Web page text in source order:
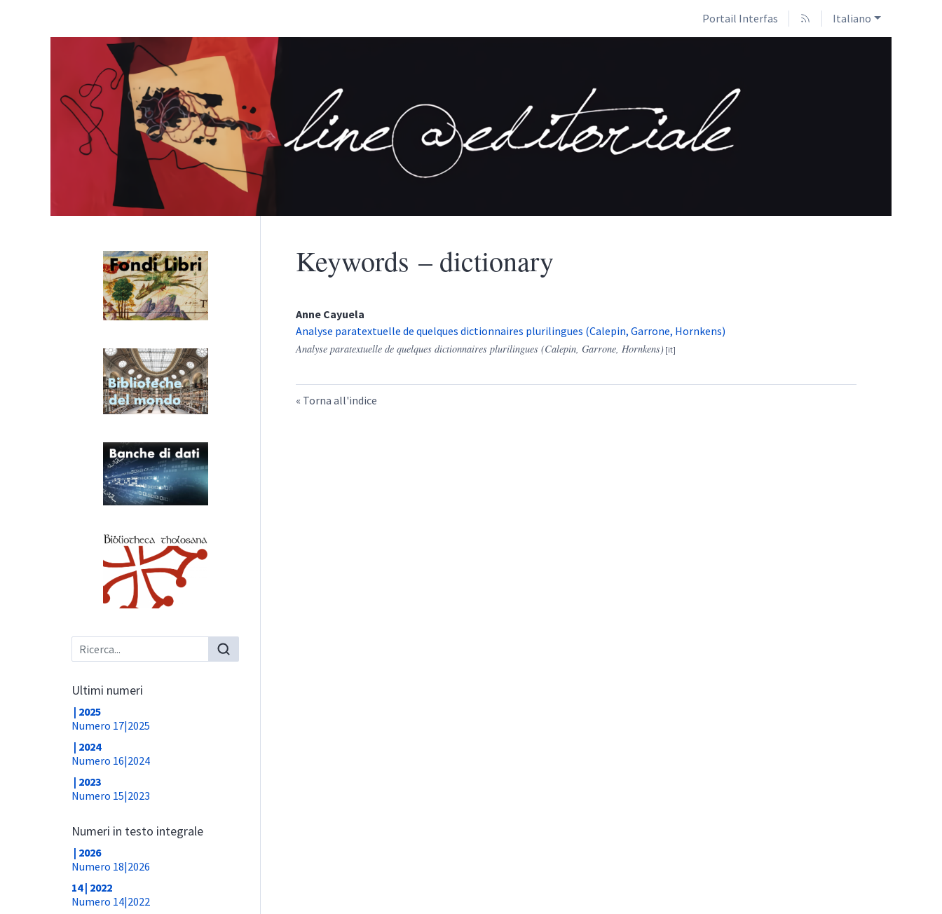
Portail Interfas Italiano
Menù principale
Ultimi numeri
| 2025
Numero 17|2025
| 2024
Numero 16|2024
| 2023
Numero 15|2023
Numeri in testo integrale
| 2026
Numero 18|2026
14 | 2022
Numero 14|2022
Keywords – dictionary
Anne Cayuela
Analyse paratextuelle de quelques dictionnaires plurilingues (Calepin, Garrone, Hornkens)
Analyse paratextuelle de quelques dictionnaires plurilingues (Calepin, Garrone, Hornkens)
Torna all'indice